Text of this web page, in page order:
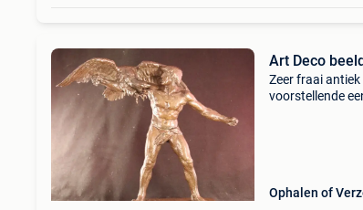
Art Deco
Zeer fraai
voorstellende
Ophalen of